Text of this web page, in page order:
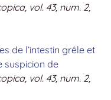
vol. 43, num. 2,
de l’intestin grêle et
suspicion de
vol. 43, num. 2,